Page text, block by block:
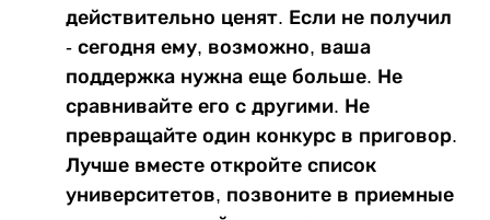
действительно ценят. Если не получил
- сегодня ему, возможно, ваша
поддержка нужна еще больше. Не
сравнивайте его с другими. Не
превращайте один конкурс в приговор.
Лучше вместе откройте список
университетов, позвоните в приемные